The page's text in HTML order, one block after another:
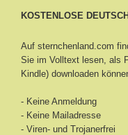
KOSTENLOSE
Auf sternchenland.com
Sie im Volltext lesen, als
Kindle) downloaden
- Keine Anmeldung
- Keine Mailadresse
- Viren- und Trojanerfrei